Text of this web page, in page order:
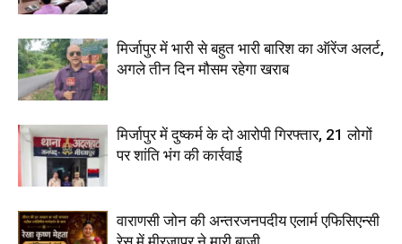
मिर्जापुर में भारी से बहुत भारी बारिश का ऑरेंज अलर्ट,
अगले तीन दिन मौसम रहेगा खराब
मिर्जापुर में दुष्कर्म के दो आरोपी गिरफ्तार, 21 लोगों
पर शांति भंग की कार्रवाई
वाराणसी जोन की अन्तरजनपदीय एलार्म एफिसिएन्सी